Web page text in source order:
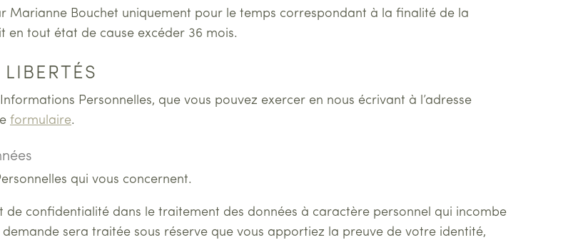
Marianne Bouchet uniquement pour le temps correspondant à la finalité de la
en tout état de cause excéder 36 mois.
Personnelles, que vous pouvez exercer en nous écrivant à l’adresse
formulaire.
qui vous concernent.
de confidentialité dans le traitement des données à caractère personnel qui incombe
sera traitée sous réserve que vous apportiez la preuve de votre identité,